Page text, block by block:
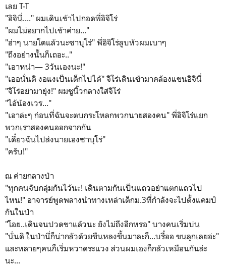
เลย T-T
"อิจินี่...." ผมเดินเข้าไปกอดพี่อิจิโร่
"ผมไม่อยากไปเข้าค่าย..."
"ฮ่าๆ นายโตแล้วนะซาบุโร่" พี่อิจิโร่ลูบหัวผมเบาๆ
"ถึงอย่างนั้นก็เถอะ.."
"เอาหน่า— 3วันเองนะ!"
"เออนั่นดิ งอแงเป็นเด็กไปได้" จิโร่เดินเข้ามาคล้องแขนอิจินี่
"จิโร่อย่ามายุ่ง!" ผมชูนิ้วกลางใส่จิโร่
"ไอ้น้องเวร..."
"เอาล่ะๆ ก่อนที่ฉันจะตบกระโหลกพวกนายสองคน" พี่อิจิโร่แยก
พวกเราสองคนออกจากกัน
"เดี๋ยวฉันไปส่งนายเองซาบุโร่"
"ครับ!"
ณ ค่ายกลางป่า
"ทุกคนจับกลุ่มกันไว้นะ! เดินตามกันเป็นแถวอย่าแตกแถวไป
ไหน!" อาจารย์พูดพลางนำทางเหล่าเด็กม.3ที่กำลังจะไปตั้งแคมป์
กันในป่า
"โอย..เดินจนปวดขาแล้วนะ ยังไม่ถึงอีกหรอ" บางคนเริ่มบ่น
"นั่นดิ ในป่านี่ก็น่ากลัวด้วยขืนหลงขึ้นมาละก็...บรื๋ออ ขนลุกเลยอ่ะ"
และหลายๆคนก็เริ่มหวาดระแวง ส่วนผมเองก็กลัวเหมือนกันล่ะ
นะ...